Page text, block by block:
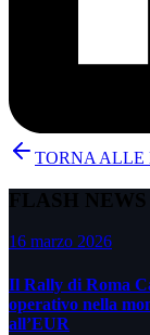
TORNA ALLE
FLASH NEWS
16 marzo 2026
Il Rally di Roma
operativo nella
all’EUR